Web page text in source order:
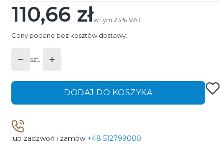
Cena
110,66 złw tym 23% VAT
w tym 23% VAT
Ceny podane bez kosztów dostawy.
szt.
DODAJ DO KOSZYKA
lub zadzwoń i zamów +48 512799000